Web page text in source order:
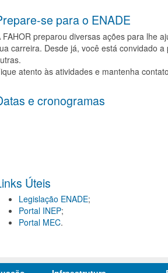
se para o ENADE
FAHOR preparou diversas ações para lhe
carreira. Desde já, você está convidado
atento às atividades e mantenha
e cronogramas
Úteis
Legislação ENADE;
Portal INEP;
Portal MEC.